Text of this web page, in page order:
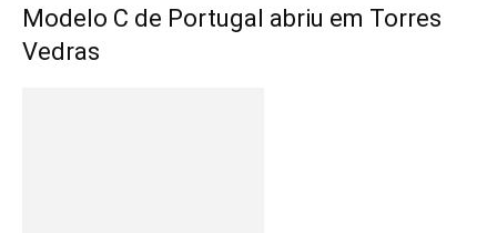
Modelo C de Portugal abriu em Torres
Vedras